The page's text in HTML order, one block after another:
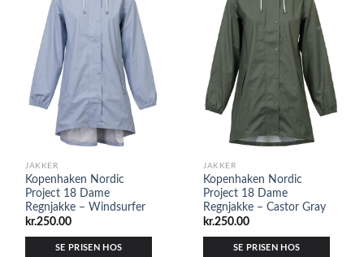
JAKKER
Kopenhaken Nordic
Project 18 Dame
Regnjakke – Windsurfer
kr.250.00
SE PRISEN HOS
JAKKER
Kopenhaken Nordic
Project 18 Dame
Regnjakke – Castor Gray
kr.250.00
SE PRISEN HOS